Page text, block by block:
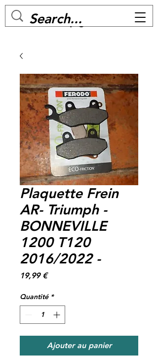
MC BIKE Perpignan
Plaquette Frein
AR- Triumph -
BONNEVILLE
1200 T120
2016/2022 -
19,99 €Prix
Quantité *
Ajouter au panier